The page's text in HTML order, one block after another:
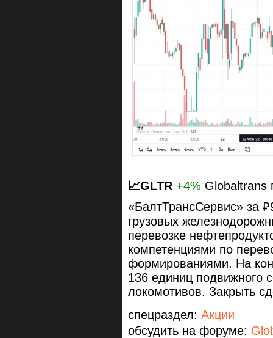
📈GLTR +4% Globaltrans
«БалтТрансСервис» за
грузовых
перевозке
компетенциями по
формированиями. На
136 единиц подвижного
локомотивов. Закрыть
спецраздел: Акции
обсудить на форуме: